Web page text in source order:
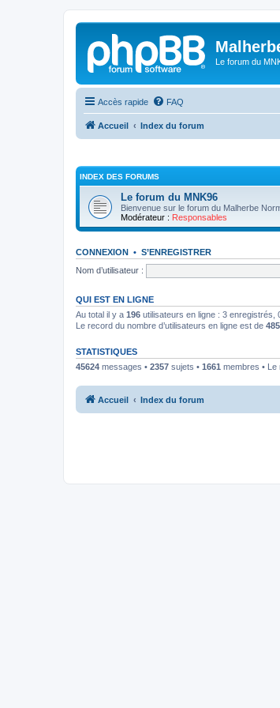
Le forum du
Accès rapide FAQ
Accueil Index du forum
INDEX DES FORUMS
Le forum du MNK96
Bienvenue sur le forum du Malherbe
Modérateur : Responsables
CONNEXION • S’ENREGISTRER
Nom d’utilisateur :
QUI EST EN LIGNE
Au total il y a 196 utilisateurs en ligne : 3 enregistrés,
Le record du nombre d’utilisateurs en ligne est de
STATISTIQUES
45624 messages • 2357 sujets • 1661 membres •
Accueil Index du forum